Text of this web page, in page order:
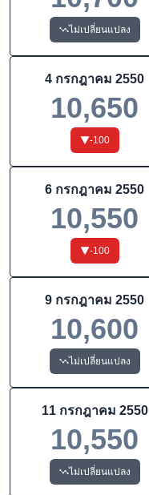
ไม่เปลี่ยนแปลง
4 กรกฎาคม 2550
10,650
-100
6 กรกฎาคม 2550
10,550
-100
9 กรกฎาคม 2550
10,600
ไม่เปลี่ยนแปลง
11 กรกฎาคม 2550
10,550
ไม่เปลี่ยนแปลง